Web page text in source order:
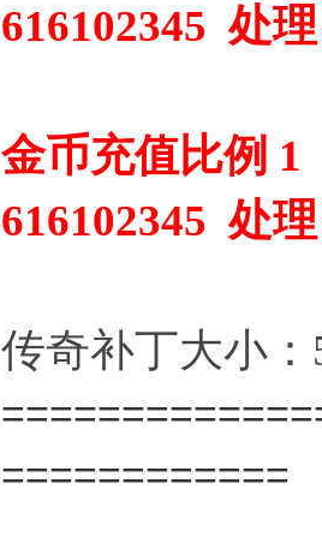
616102345 处理
金币充值比例
616102345 处理
传奇补丁大小：
============